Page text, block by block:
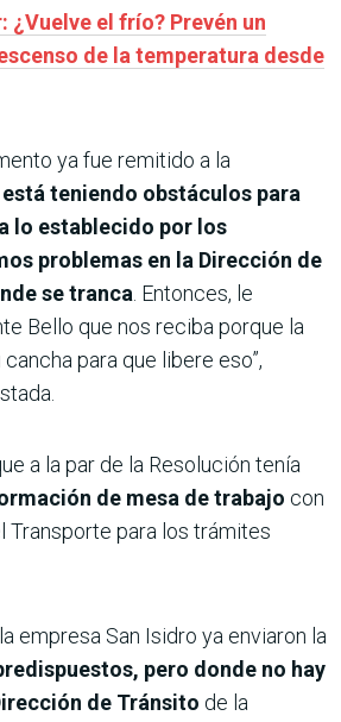
¿Vuelve el frío? Prevén un
de la temperatura desde
ya fue remitido a la
está teniendo obstáculos para
lo establecido por los
problemas en la Dirección de
se tranca. Entonces, le
Bello que nos reciba porque la
para que libere eso”,
a la par de la Resolución tenía
de mesa de trabajo con
Transporte para los trámites
empresa San Isidro ya enviaron la
pero donde no hay
de Tránsito de la